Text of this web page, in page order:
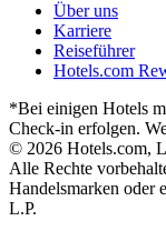
Über uns
Karriere
Reiseführer
Hotels.com
*Bei einigen Hotels
Check-in erfolgen.
© 2026 Hotels.com,
Alle Rechte
Handelsmarken oder
L.P.